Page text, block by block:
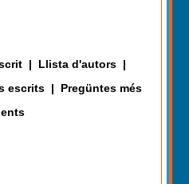
| Llista d'autors |
escrits |
Pregüntes més